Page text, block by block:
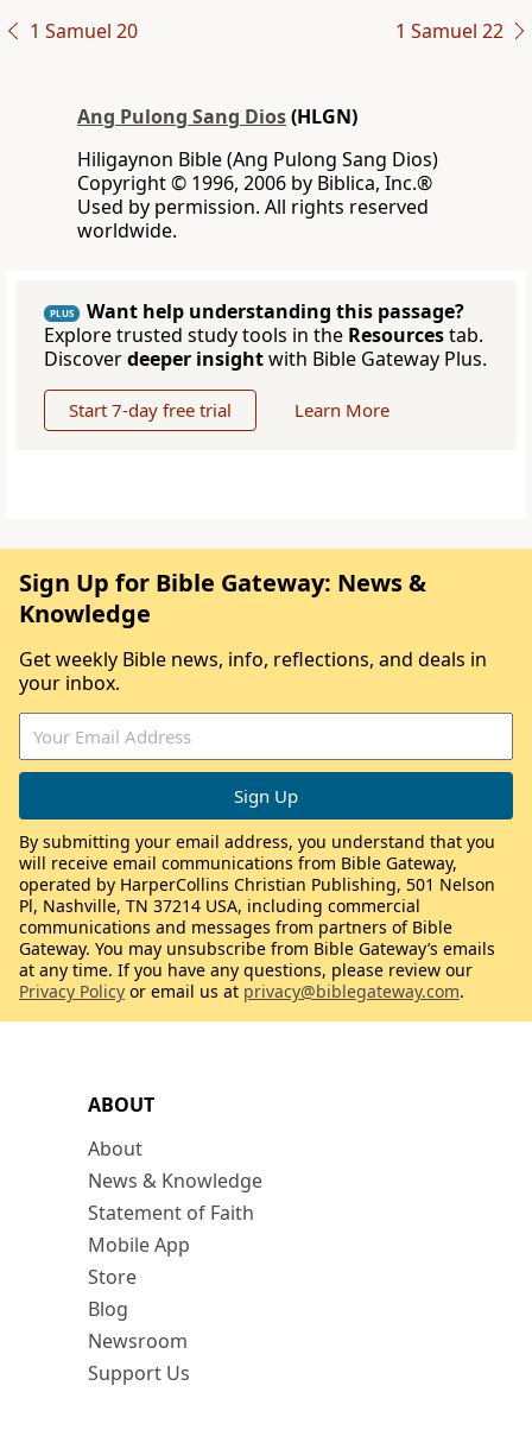
1 Samuel 20 1 Samuel 22
Ang Pulong Sang Dios(HLGN)
Hiligaynon Bible (Ang Pulong Sang Dios)
Copyright © 1996, 2006 by Biblica, Inc.®
Used by permission. All rights reserved
worldwide.
PLUS
Want help understanding this passage?
Explore trusted study tools in the Resourcestab.
Discoverdeeper insightwith Bible Gateway Plus.
Start 7-day free trial Learn More
ABOUT
About
News & Knowledge
Statement of Faith
Mobile App
Store
Blog
Newsroom
Support Us
Sign Up for Bible Gateway: News &
Knowledge
Get weekly Bible news, info, reflections, and deals in
your inbox.
By submitting your email address, you understand that you
will receive email communications from Bible Gateway,
operated by HarperCollins Christian Publishing, 501 Nelson
Pl, Nashville, TN 37214 USA, including commercial
communications and messages from partners of Bible
Gateway. You may unsubscribe from Bible Gateway’s emails
at any time. If you have any questions, please review our
Privacy Policy or email us at privacy@biblegateway.com.